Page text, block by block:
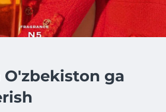
O'zbekiston ga